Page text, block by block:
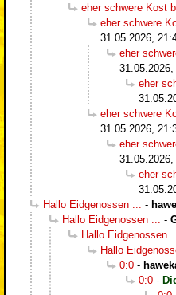
eher schwere Kost
eher schwere
31.05.2026,
eher
eher
eher schwere
31.05.2026,
eher
eher
Hallo Eidgenossen ...
-
Hallo Eidgenossen ...
-
Hallo Eidgenossen ...
Hallo
0:0 -
0:0 -